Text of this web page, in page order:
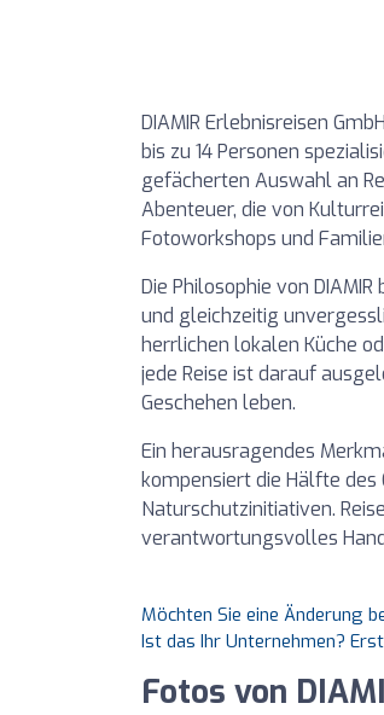
DIAMIR Erlebnisreisen
bis zu 14 Personen
gefächerten Auswahl an
Abenteuer, die von
Fotoworkshops und
Die Philosophie von
und gleichzeitig
herrlichen lokalen Küche
jede Reise ist darauf
Geschehen leben.
Ein herausragendes
kompensiert die Hälfte des
Naturschutzinitiativen.
verantwortungsvolles
Möchten Sie eine Änderung
Ist das Ihr Unternehmen?
Fotos von